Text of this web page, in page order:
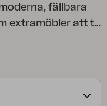
fällbara
extramöbler att ta